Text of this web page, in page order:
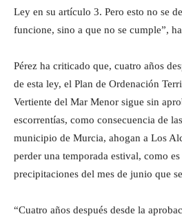
Ley en su artículo 3. Pero esto no se
funcione, sino a que no se cumple”,
Pérez ha criticado que, cuatro años
de esta ley, el Plan de Ordenación
Vertiente del Mar Menor sigue sin
escorrentías, como consecuencia de
municipio de Murcia, ahogan a Los
perder una temporada estival, como
precipitaciones del mes de junio que
“Cuatro años después desde la